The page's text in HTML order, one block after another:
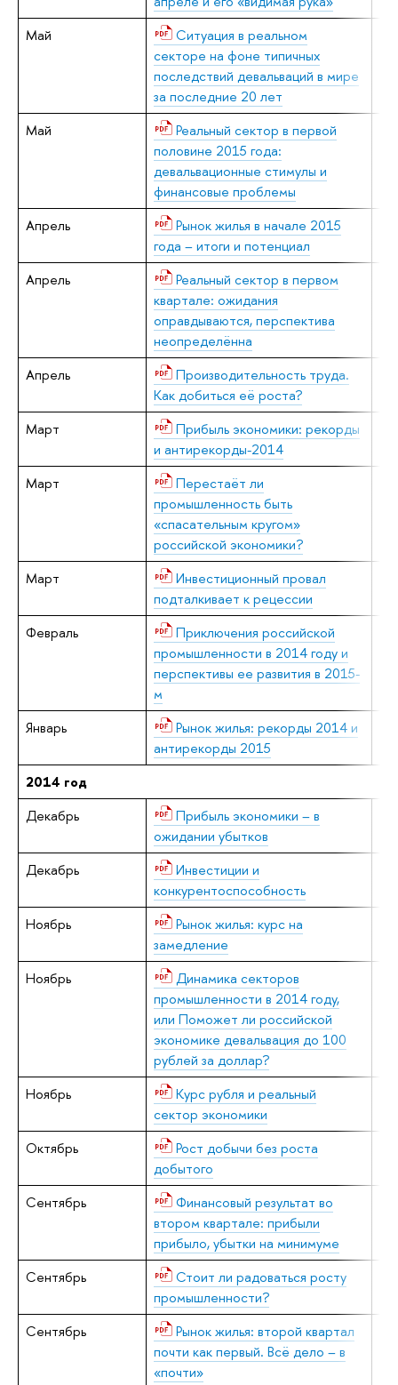
Май
Ситуация в реальном
секторе на фоне типичных
последствий девальваций в мире
за последние 20 лет
Май
Реальный сектор в первой
половине 2015 года:
девальвационные стимулы и
финансовые проблемы
Апрель
Рынок жилья в начале 2015
года – итоги и потенциал
Апрель
Реальный сектор в первом
квартале: ожидания
оправдываются, перспектива
неопределённа
Апрель
Производительность труда.
Как добиться её роста?
Март
Прибыль экономики: рекорды
и антирекорды-2014
Март
Перестаёт ли
промышленность быть
«спасательным кругом»
российской экономики?
Март
Инвестиционный провал
подталкивает к рецессии
Февраль
Приключения российской
промышленности в 2014 году и
перспективы ее развития в 2015-
м
Январь
Рынок жилья: рекорды 2014 и
антирекорды 2015
2014 год
Декабрь
Прибыль экономики – в
ожидании убытков
Декабрь
Инвестиции и
конкурентоспособность
Ноябрь
Рынок жилья: курс на
замедление
Ноябрь
Динамика секторов
промышленности в 2014 году,
или Поможет ли российской
экономике девальвация до 100
рублей за доллар?
Ноябрь
Курс рубля и реальный
сектор экономики
Октябрь
Рост добычи без роста
добытого
Сентябрь
Финансовый результат во
втором квартале: прибыли
прибыло, убытки на минимуме
Сентябрь
Стоит ли радоваться росту
промышленности?
Сентябрь
Рынок жилья: второй квартал
почти как первый. Всё дело – в
«почти»